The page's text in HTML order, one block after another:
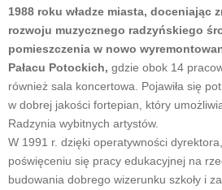
1988 roku władze miasta, doceniając
rozwoju muzycznego radzyńskiego
pomieszczenia w nowo
Pałacu Potockich, gdzie obok 14
również sala koncertowa. Pojawiła się
w dobrej jakości fortepian, który
Radzynia wybitnych artystów.
W 1991 r. dzięki operatywności
poświęceniu się pracy edukacyjnej na
budowania dobrego wizerunku szkoły i